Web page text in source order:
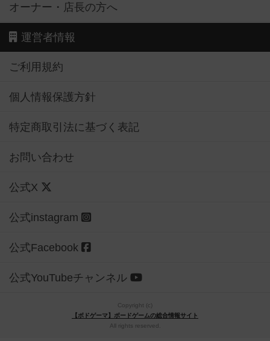
オーナー・店長の方へ
運営者情報
ご利用規約
個人情報保護方針
特定商取引法に基づく表記
お問い合わせ
公式X
公式instagram
公式Facebook
公式YouTubeチャンネル
Copyright (c)
【ボドゲーマ】ボードゲームの総合情報サイト
All rights reserved.